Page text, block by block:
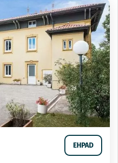
EHPAD